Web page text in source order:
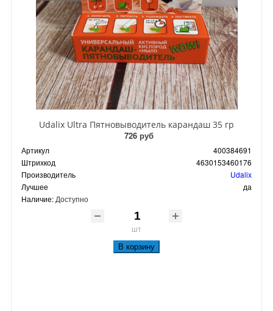
Udalix Ultra Пятновыводитель карандаш 35 гр
726 руб
Артикул
400384691
Штрихкод
4630153460176
Производитель
Udalix
Лучшее
да
Наличие: Доступно
шт
В корзину